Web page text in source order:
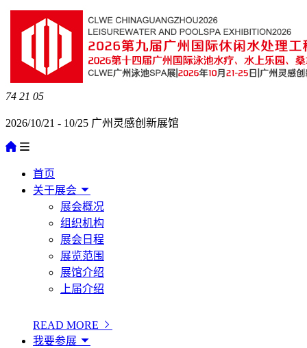
74 21 05
2026/10/21 - 10/25 广州灵感创新展馆
首页
关于展会
展会概况
组织机构
展会日程
展览范围
展馆介绍
上届介绍
READ MORE
我要参展